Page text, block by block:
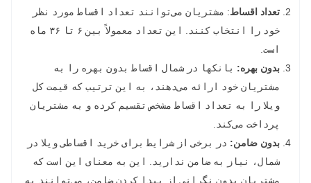
تعداد اقساط: مشتریان می‌توانند تعداد اقساط مورد نظر
خود را انتخاب کنند. این تعداد معمولاً بین ۶ تا ۳۶ ماه
است.
بدون بهره: بانکها در شمال اقساط بدون بهره را به
مشتریان خود ارائه می‌دهند، به این ترتیب که قیمت کل
ویلا را به تعداد اقساط مشخص تقسیم کرده و به مشتریان
پرداخت می‌کند.
بدون ضامن: در برخی از شرایط برای خرید اقساطی ویلا در
شمال، نیاز به ضامن ندارید. این به معنای این است که
مشتریان بدون نگرانی از پیدا کردن ضامن، می‌توانند به